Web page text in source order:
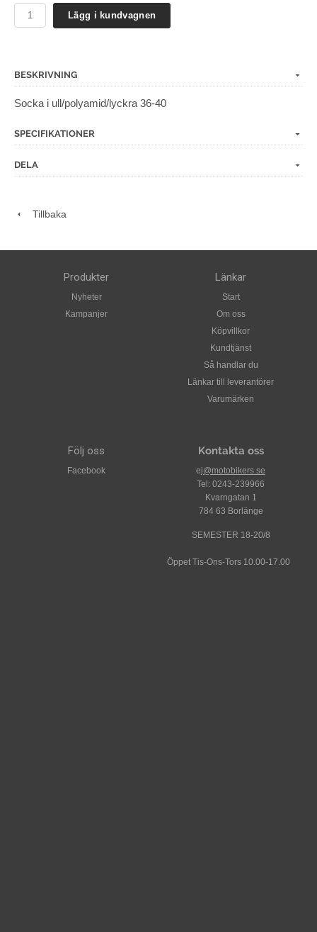
Lägg i kundvagnen
BESKRIVNING
Socka i ull/polyamid/lyckra 36-40
SPECIFIKATIONER
DELA
Tillbaka
Produkter
Nyheter
Kampanjer
Länkar
Start
Om oss
Köpvillkor
Kundtjänst
Så handlar du
Länkar till leverantörer
Varumärken
Följ oss
Facebook
Kontakta oss
ej@motobikers.se
Tel: 0243-239966
Kvarngatan 1
784 63 Borlänge
SEMESTER 18-20/8
Öppet Tis-Ons-Tors 10.00-17.00